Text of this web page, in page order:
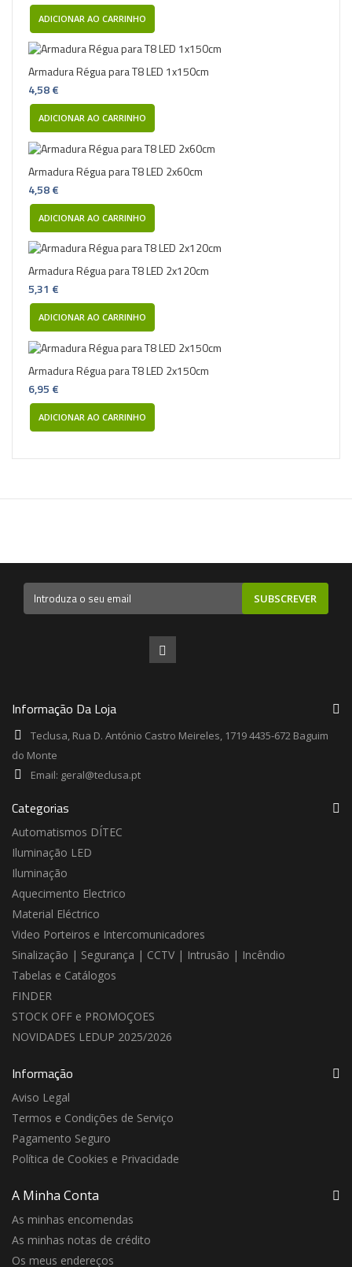
ADICIONAR AO CARRINHO
Armadura Régua para T8 LED 1x150cm
4,58 €
ADICIONAR AO CARRINHO
Armadura Régua para T8 LED 2x60cm
4,58 €
ADICIONAR AO CARRINHO
Armadura Régua para T8 LED 2x120cm
5,31 €
ADICIONAR AO CARRINHO
Armadura Régua para T8 LED 2x150cm
6,95 €
ADICIONAR AO CARRINHO
SUBSCREVER
Informação Da Loja
Teclusa, Rua D. António Castro Meireles, 1719 4435-672 Baguim
do Monte
Email: geral@teclusa.pt
Categorias
Automatismos DÍTEC
Iluminação LED
Iluminação
Aquecimento Electrico
Material Eléctrico
Video Porteiros e Intercomunicadores
Sinalização | Segurança | CCTV | Intrusão | Incêndio
Tabelas e Catálogos
FINDER
STOCK OFF e PROMOÇOES
NOVIDADES LEDUP 2025/2026
Informação
Aviso Legal
Termos e Condições de Serviço
Pagamento Seguro
Política de Cookies e Privacidade
A Minha Conta
As minhas encomendas
As minhas notas de crédito
Os meus endereços